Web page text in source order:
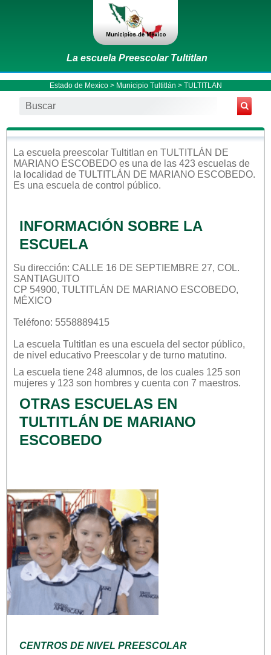
La escuela Preescolar Tultitlan
Estado de Mexico> Municipio Tultitlán > TULTITLAN
La escuela preescolar Tultitlan en TULTITLÁN DE
MARIANO ESCOBEDO es una de las 423 escuelas de
la localidad de TULTITLÁN DE MARIANO ESCOBEDO.
Es una escuela de control público.
INFORMACIÓN SOBRE LA
ESCUELA
Su dirección: CALLE 16 DE SEPTIEMBRE 27, COL.
SANTIAGUITO
CP 54900, TULTITLÁN DE MARIANO ESCOBEDO,
MÉXICO
Teléfono: 5558889415
La escuela Tultitlan es una escuela del sector público,
de nivel educativo Preescolar y de turno matutino.
La escuela tiene 248 alumnos, de los cuales 125 son
mujeres y 123 son hombres y cuenta con 7 maestros.
OTRAS ESCUELAS EN
TULTITLÁN DE MARIANO
ESCOBEDO
CENTROS DE NIVEL PREESCOLAR